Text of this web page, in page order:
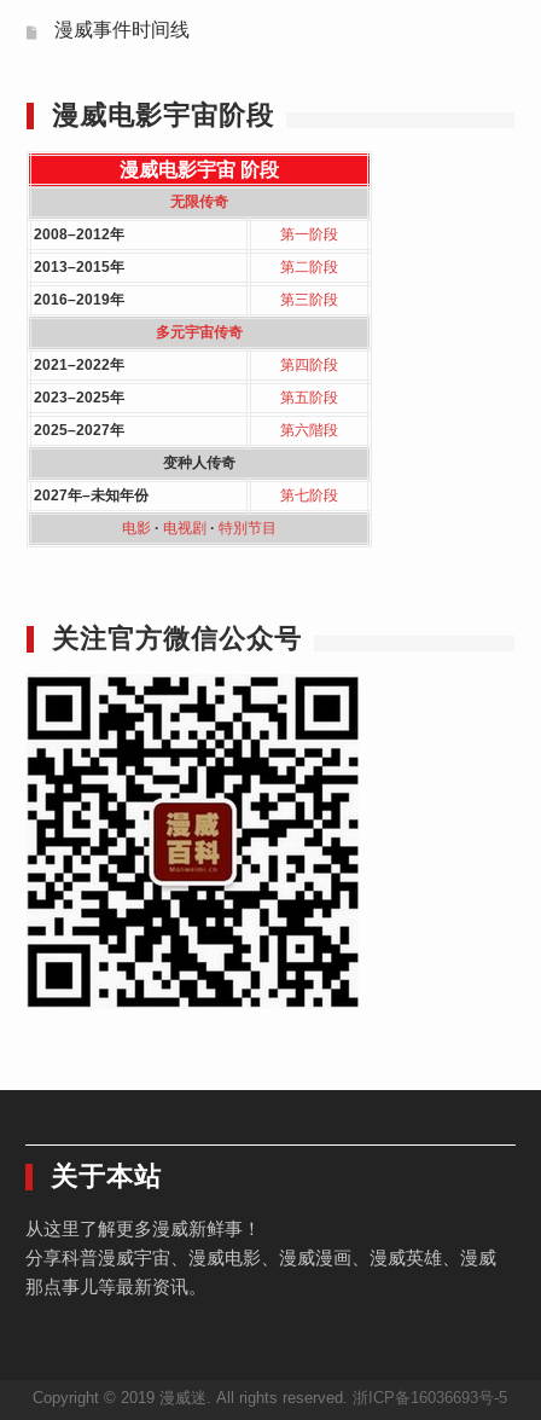
漫威事件时间线
漫威电影宇宙阶段
漫威电影宇宙 阶段
无限传奇
2008–2012年
第一阶段
2013–2015年
第二阶段
2016–2019年
第三阶段
多元宇宙传奇
2021–2022年
第四阶段
2023–2025年
第五阶段
2025–2027年
第六階段
变种人传奇
2027年–未知年份
第七阶段
电影· 电视剧 · 特別节目
关注官方微信公众号
关于本站
从这里了解更多漫威新鲜事！
分享科普漫威宇宙、漫威电影、漫威漫画、漫威英雄、漫威
那点事儿等最新资讯。
Copyright © 2019 漫威迷. All rights reserved.浙ICP备16036693号-5